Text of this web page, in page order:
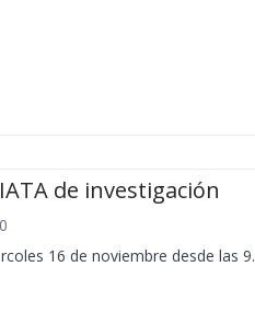
de investigación
16 de noviembre desde las 9.